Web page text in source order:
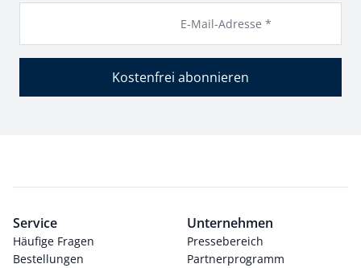
E-Mail-Adresse *
Kostenfrei abonnieren
Service
Häufige Fragen
Bestellungen
Unternehmen
Pressebereich
Partnerprogramm